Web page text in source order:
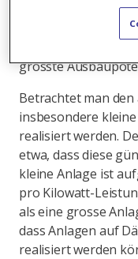
erneuerbaren
TWh heute auf 35
grösste
Betrachtet man
insbesondere
realisiert werden.
etwa, dass diese
kleine Anlage ist
pro Kilowatt-
als eine grosse
dass Anlagen auf
realisiert werden